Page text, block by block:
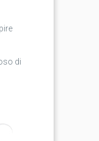
di